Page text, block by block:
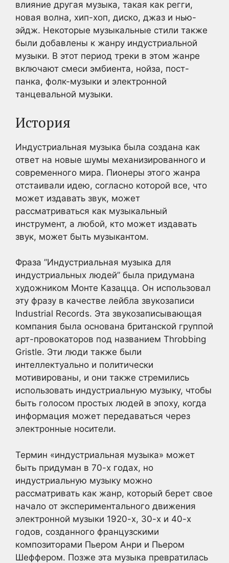
влияние другая музыка, такая как регги,
новая волна, хип-хоп, диско, джаз и нью-
эйдж. Некоторые музыкальные стили также
были добавлены к жанру индустриальной
музыки. В этот период треки в этом жанре
включают смеси эмбиента, нойза, пост-
панка, фолк-музыки и электронной
танцевальной музыки.
История
Индустриальная музыка была создана как
ответ на новые шумы механизированного и
современного мира. Пионеры этого жанра
отстаивали идею, согласно которой все, что
может издавать звук, может
рассматриваться как музыкальный
инструмент, а любой, кто может издавать
звук, может быть музыкантом.
Фраза ”Индустриальная музыка для
индустриальных людей” была придумана
художником Монте Казацца. Он использовал
эту фразу в качестве лейбла звукозаписи
Industrial Records. Эта звукозаписывающая
компания была основана британской группой
арт-провокаторов под названием Throbbing
Gristle. Эти люди также были
интеллектуально и политически
мотивированы, и они также стремились
использовать индустриальную музыку, чтобы
быть голосом простых людей в эпоху, когда
информация может передаваться через
электронные носители.
Термин «индустриальная музыка» может
быть придуман в 70-х годах, но
индустриальную музыку можно
рассматривать как жанр, который берет свое
начало от экспериментального движения
электронной музыки 1920-х, 30-х и 40-х
годов, созданного французскими
композиторами Пьером Анри и Пьером
Шеффером. Позже эта музыка превратилась